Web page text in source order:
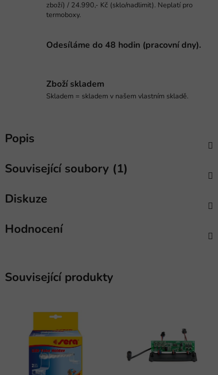
zboží) / 24.990,- Kč (sklo/nadlimit). Neplatí pro
termoboxy.
Odesíláme do 48 hodin (pracovní dny).
Zboží skladem
Skladem = skladem v našem vlastním skladě.
Popis
Související soubory (1)
Diskuze
Hodnocení
Související produkty